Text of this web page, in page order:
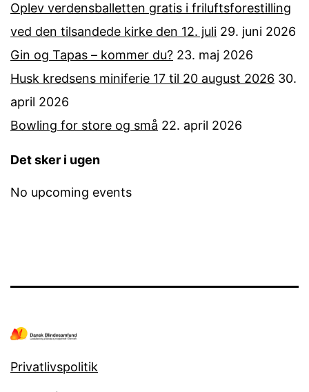
Oplev verdensballetten gratis i friluftsforestilling
ved den tilsandede kirke den 12. juli 29. juni 2026
Gin og Tapas – kommer du? 23. maj 2026
Husk kredsens miniferie 17 til 20 august 2026 30.
april 2026
Bowling for store og små 22. april 2026
Det sker i ugen
No upcoming events
Privatlivspolitik